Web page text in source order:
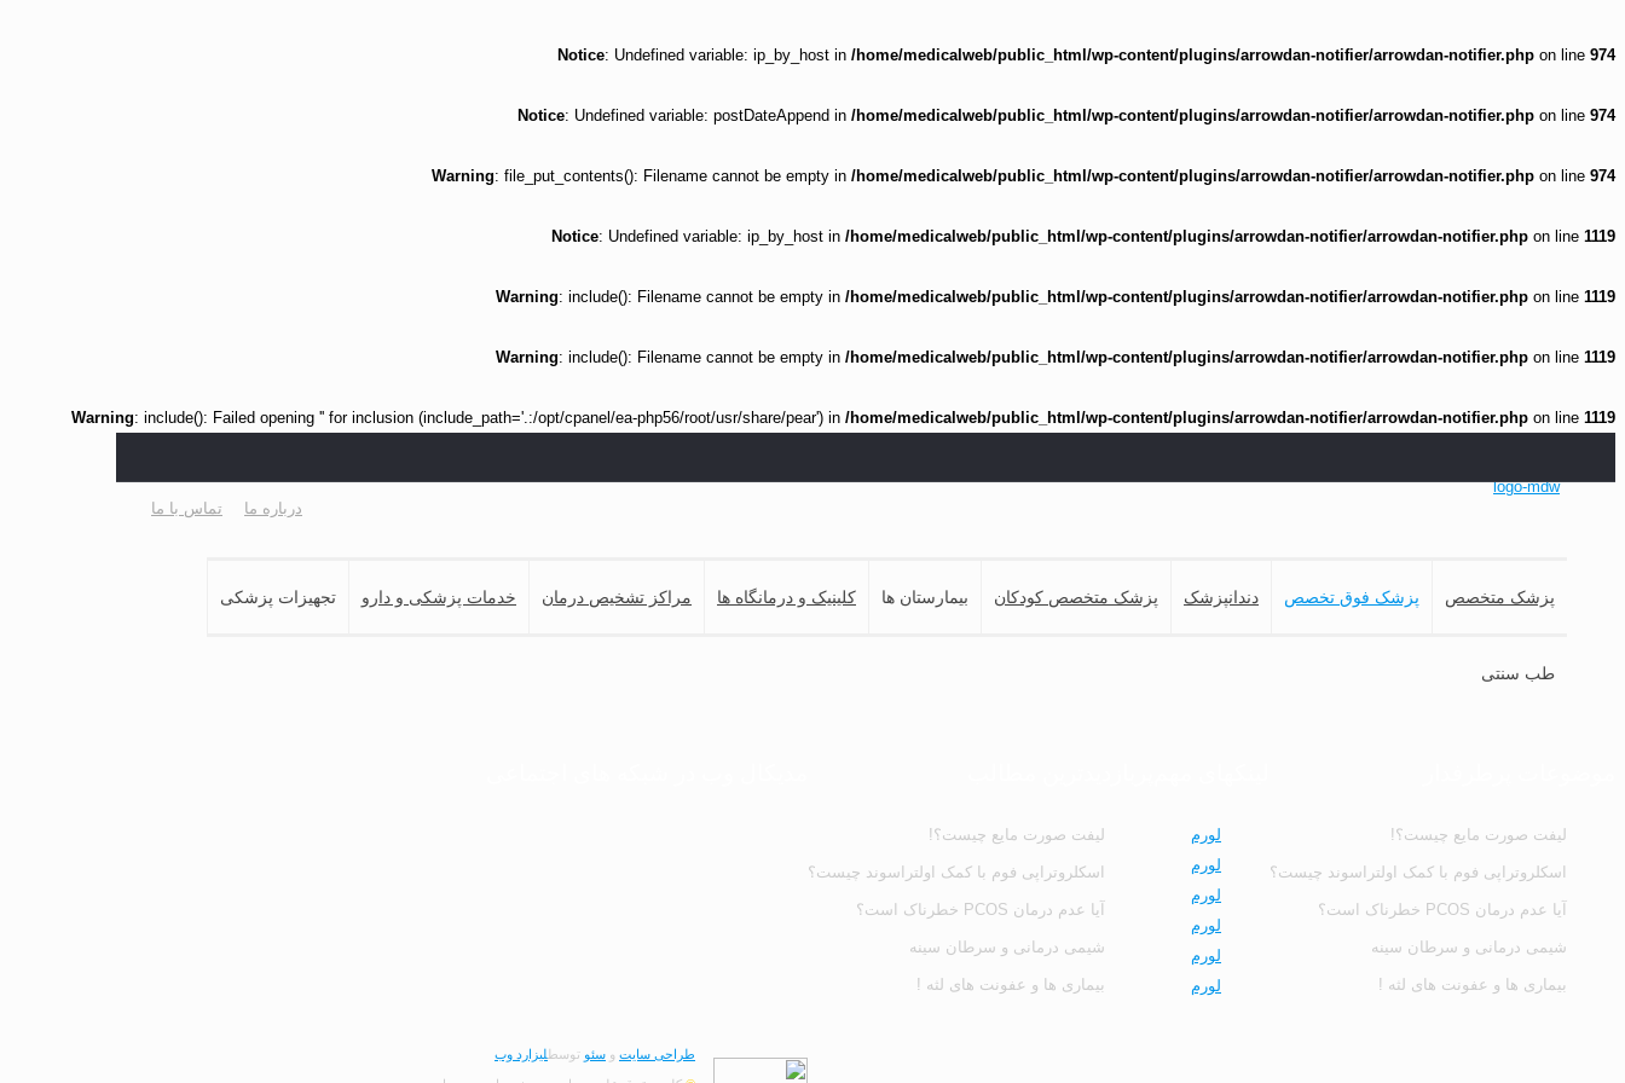
Notice: Undefined variable: ip_by_host in /home/medicalweb/public_html/wp-content/plugins/arrowdan-notifier/arrowdan-notifier.php on line 974
Notice: Undefined variable: postDateAppend in /home/medicalweb/public_html/wp-content/plugins/arrowdan-notifier/arrowdan-notifier.php on line 974
Warning: file_put_contents(): Filename cannot be empty in /home/medicalweb/public_html/wp-content/plugins/arrowdan-notifier/arrowdan-notifier.php on line 974
Notice: Undefined variable: ip_by_host in /home/medicalweb/public_html/wp-content/plugins/arrowdan-notifier/arrowdan-notifier.php on line 1119
Warning: include(): Filename cannot be empty in /home/medicalweb/public_html/wp-content/plugins/arrowdan-notifier/arrowdan-notifier.php on line 1119
Warning: include(): Filename cannot be empty in /home/medicalweb/public_html/wp-content/plugins/arrowdan-notifier/arrowdan-notifier.php on line 1119
Warning: include(): Failed opening '' for inclusion (include_path='.:/opt/cpanel/ea-php56/root/usr/share/pear') in /home/medicalweb/public_html/wp-content/plugins/arrowdan-notifier/arrowdan-notifier.php on line 1119
پزشک متخصص پزشک فوق تخصص دندانپزشک پزشک متخصص کودکان بیمارستان ها کلینیک و درمانگاه ها مراکز تشخیص درمان خدمات پزشکی و دارو تجهیزات پزشکی
طب سنتی
درباره ما تماس با ما
لیفت صورت مایع چیست؟!
اسکلروتراپی فوم با کمک اولتراسوند چیست؟
آیا عدم درمان PCOS خطرناک است؟
شیمی درمانی و سرطان سینه
بیماری ها و عفونت های لثه !
لورم
لورم
لورم
لورم
لورم
لورم
لیفت صورت مایع چیست؟!
اسکلروتراپی فوم با کمک اولتراسوند چیست؟
آیا عدم درمان PCOS خطرناک است؟
شیمی درمانی و سرطان سینه
بیماری ها و عفونت های لثه !
طراحی سایت و سئو توسط لیزارد وب